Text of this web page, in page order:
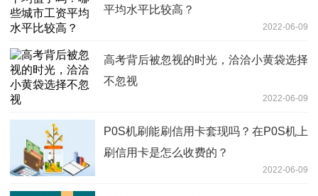
平均水平比较高？
2022-06-09
高考背后被忽视的时光，洽洽小黄袋选择
不忽视
2022-06-09
P0S机刷能刷信用卡套现吗？在P0S机上
刷信用卡是怎么收费的？
2022-06-09